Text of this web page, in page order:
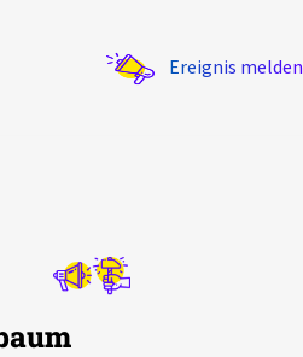
Ereignis melden
Statistik